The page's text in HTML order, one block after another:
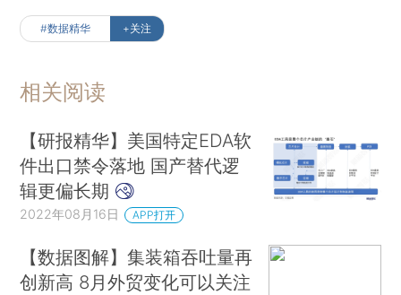
#数据精华 +关注
相关阅读
【研报精华】美国特定EDA软
件出口禁令落地 国产替代逻
辑更偏长期
2022年08月16日 APP打开
【数据图解】集装箱吞吐量再
创新高 8月外贸变化可以关注